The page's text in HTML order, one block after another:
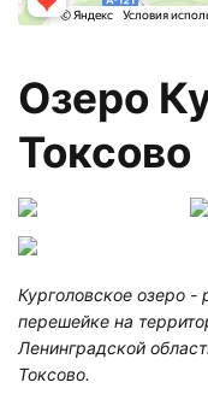
Озеро
Токсово
Курголовское озеро -
перешейке на
Ленинградской
Токсово.